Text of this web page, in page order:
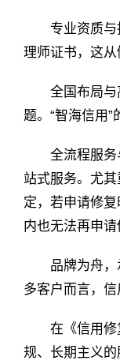
专业资质
理师证书，这
全国布局
题。“智海信用
全流程服
站式服务。尤
定，若申请修
内也无法再申请
品牌为舟
多客户而言，
在《信用
规、长期主义